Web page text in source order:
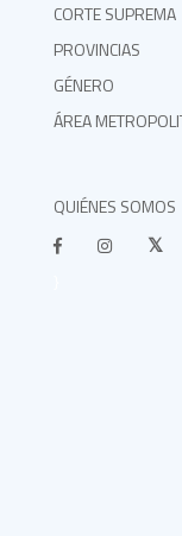
CORTE SUPREMA
PROVINCIAS
GÉNERO
ÁREA
QUIÉNES SOMOS